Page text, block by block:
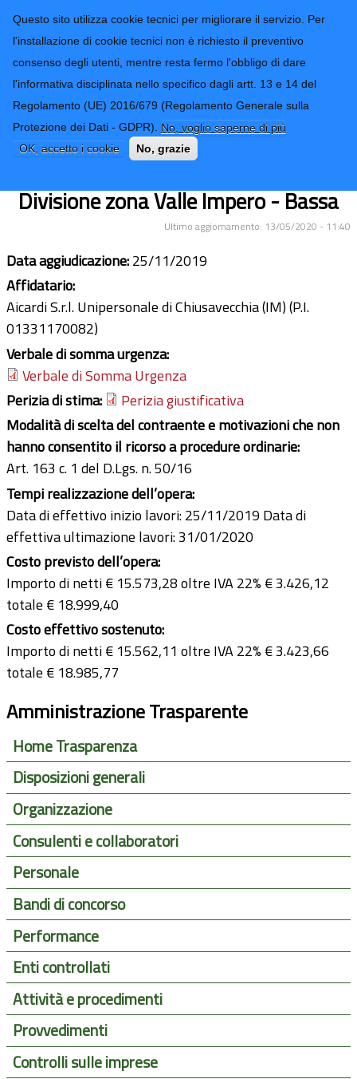
Questo sito utilizza cookie tecnici per migliorare il servizio. Per
l'installazione di cookie tecnici non è richiesto il preventivo
consenso degli utenti, mentre resta fermo l'obbligo di dare
l'informativa disciplinata nello specifico dagli artt. 13 e 14 del
Regolamento (UE) 2016/679 (Regolamento Generale sulla
Protezione dei Dati - GDPR). No, voglio saperne di più
OK, accetto i cookie
No, grazie
Provincia di
Imperia
CONTATTI-URP
TRASPARENZA
Form di ricerca
Interventi di Somma Urgenza per il
ripristino della viabilità e delle
Divisione zona Valle Impero - Bassa
Ultimo aggiornamento: 13/05/2020 - 11:40
Data aggiudicazione:25/11/2019
Affidatario:
Aicardi S.r.l. Unipersonale di Chiusavecchia (IM) (P.I.
01331170082)
Verbale di somma urgenza:
Verbale di Somma Urgenza
Perizia di stima:
Perizia giustificativa
Modalità di scelta del contraente e motivazioni che non
hanno consentito il ricorso a procedure ordinarie:
Art. 163 c. 1 del D.Lgs. n. 50/16
Tempi realizzazione dell’opera:
Data di effettivo inizio lavori: 25/11/2019 Data di
effettiva ultimazione lavori: 31/01/2020
Costo previsto dell’opera:
Importo di netti € 15.573,28 oltre IVA 22% € 3.426,12
totale € 18.999,40
Costo effettivo sostenuto:
Importo di netti € 15.562,11 oltre IVA 22% € 3.423,66
totale € 18.985,77
Amministrazione Trasparente
Home Trasparenza
Disposizioni generali
Organizzazione
Consulenti e collaboratori
Personale
Bandi di concorso
Performance
Enti controllati
Attività e procedimenti
Provvedimenti
Controlli sulle imprese